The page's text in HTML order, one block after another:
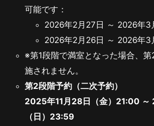
可能です：
2026年2月27日 ～ 2026年3
2026年2月26日 ～ 2026年3
※第1段階で満室となった場合、
施されません。
第2段階予約（二次予約）
2025年11月28日（金）21:00 ～
（日）23:59